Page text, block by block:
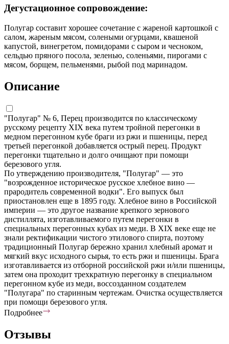
Дегустационное сопровождение:
Полугар составит хорошее сочетание с жареной картошкой с
салом, жареным мясом, солеными огурцами, квашеной
капустой, винегретом, помидорами с сыром и чесноком,
сельдью пряного посола, зеленью, соленьями, пирогами с
мясом, борщем, пельменями, рыбой под маринадом.
Описание
"Полугар" № 6, Перец производится по классическому
русскому рецепту XIX века путем тройной перегонки в
медном перегонном кубе браги из ржи и пшеницы, перед
третьей перегонкой добавляется острый перец. Продукт
перегонки тщательно и долго очищают при помощи
березового угля.
По утверждению производителя, "Полугар" — это
"возрожденное историческое русское хлебное вино —
прародитель современной водки". Его выпуск был
приостановлен еще в 1895 году. Хлебное вино в Российской
империи — это другое название крепкого зернового
дистиллята, изготавливаемого путем перегонки в
специальных перегонных кубах из меди. В XIX веке еще не
знали ректификации чистого этилового спирта, поэтому
традиционный Полугар бережно хранил хлебный аромат и
мягкий вкус исходного сырья, то есть ржи и пшеницы. Брага
изготавливается из отборной российской ржи и/или пшеницы,
затем она проходит трехкратную перегонку в специальном
перегонном кубе из меди, воссозданном создателем
"Полугара" по старинным чертежам. Очистка осуществляется
при помощи березового угля.
Подробнее
Отзывы